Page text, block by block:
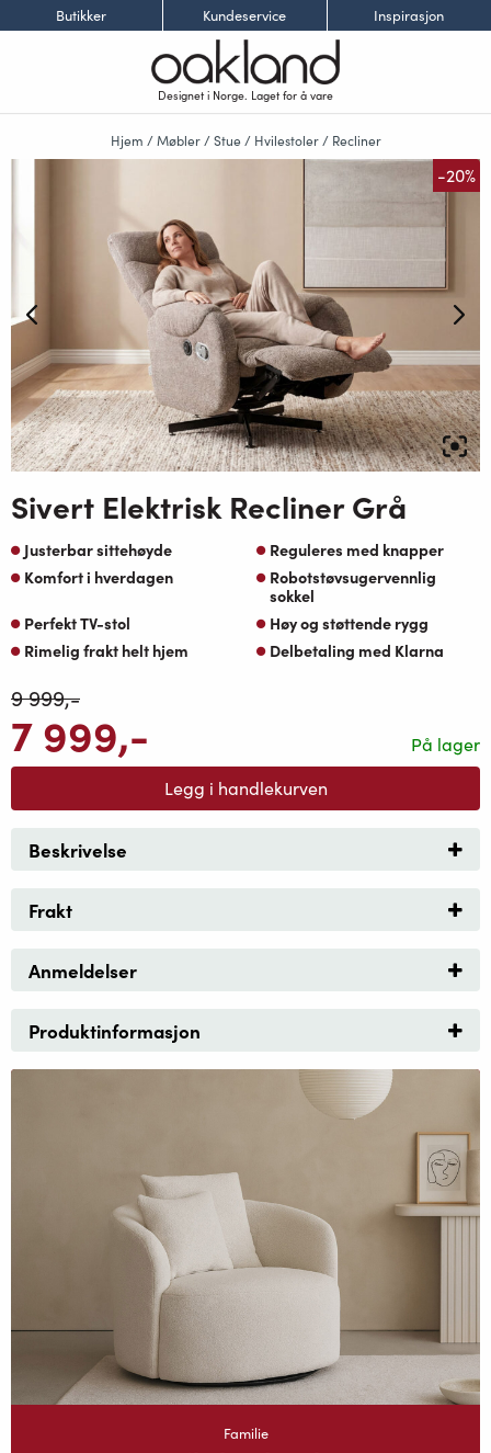
Butikker Kundeservice Inspirasjon
Designet i Norge. Laget for å vare
Hjem /Møbler/Stue/ Hvilestoler/ Recliner
-20%
Sivert Elektrisk Recliner Grå
Justerbar sittehøyde
Reguleres med knapper
Komfort i hverdagen
Robotstøvsugervennlig
sokkel
Perfekt TV-stol
Høy og støttende rygg
Rimelig frakt helt hjem
Delbetaling med Klarna
På lager
9 999,-
7 999,-
Legg i handlekurven
Beskrivelse
Frakt
Anmeldelser
Produktinformasjon
Familie